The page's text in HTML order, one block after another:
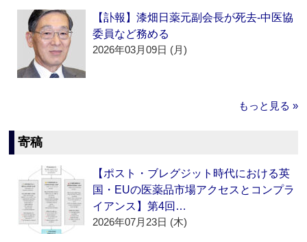
【訃報】漆畑日薬元副会長が死去‐中医協
委員など務める
2026年03月09日 (月)
もっと見る »
寄稿
【ポスト・ブレグジット時代における英
国・EUの医薬品市場アクセスとコンプラ
イアンス】第4回…
2026年07月23日 (木)